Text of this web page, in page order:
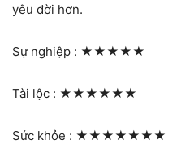
yêu đời hơn.
Sự nghiệp : ★★★★★
Tài lộc : ★★★★★★
Sức khỏe : ★★★★★★★